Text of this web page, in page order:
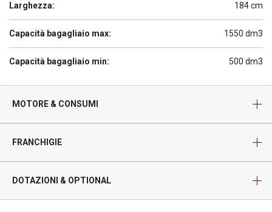
Larghezza: 184 cm
Capacità bagagliaio max: 1550 dm3
Capacità bagagliaio min: 500 dm3
MOTORE & CONSUMI
FRANCHIGIE
DOTAZIONI & OPTIONAL